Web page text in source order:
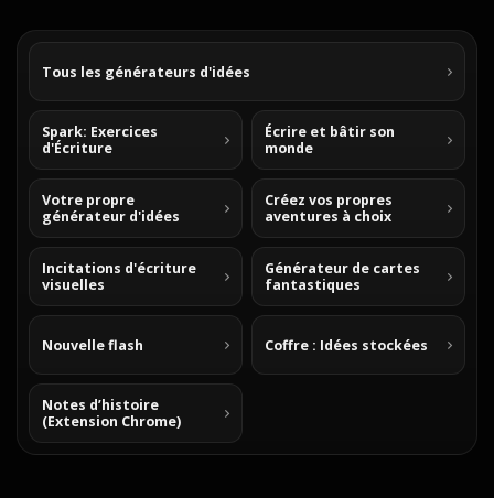
Tous les générateurs d'idées
Spark: Exercices
d'Écriture
Écrire et bâtir son
monde
Votre propre
générateur d'idées
Créez vos propres
aventures à choix
Incitations d'écriture
visuelles
Générateur de cartes
fantastiques
Nouvelle flash Coffre : Idées stockées
Notes d’histoire
(Extension Chrome)